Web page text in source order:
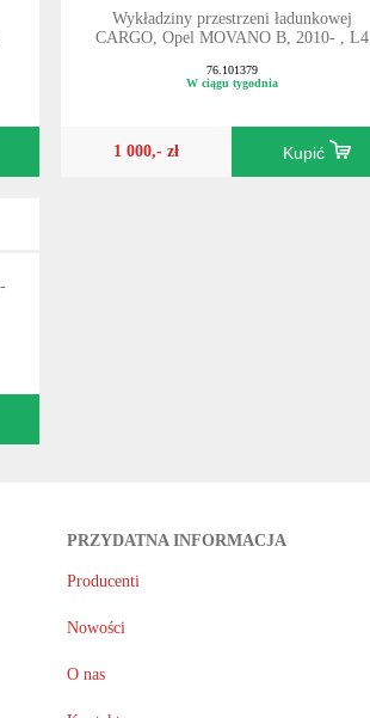
Wykładziny przestrzeni ładunkowej
CARGO, Opel MOVANO B, 2010- , L4
76.101379
W ciągu tygodnia
1 000,- zł Kupić
PRZYDATNA INFORMACJA
Producenti
Nowości
O nas